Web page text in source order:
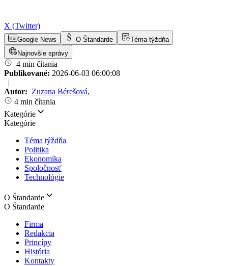
X (Twitter)
Google News O Štandarde
Téma týždňa
Najnovšie správy
4 min čítania
Publikované: 2026-06-03 06:00:08
|
Autor: Zuzana Bérešová,
4 min čítania
Kategórie
Kategórie
Téma týždňa
Politika
Ekonomika
Spoločnosť
Technológie
O Štandarde
O Štandarde
Firma
Redakcia
Princípy
História
Kontakty